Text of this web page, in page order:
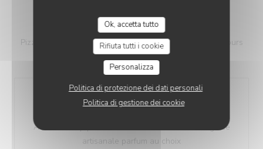
Ok, accetta tutto
Rifiuta tutti i cookie
Personalizza
Politica di protezione dei dati personali
Politica di gestione dei cookie
MENUS ENFANTS
Pizzas au feu de bois sur place ou à emporter tous les jours
sauf dimanche. De 12h à 22h
Aiguillettes de poulet panées-
Avec un sirop parfum au choix et une boule de glace
artisanale parfum au choix